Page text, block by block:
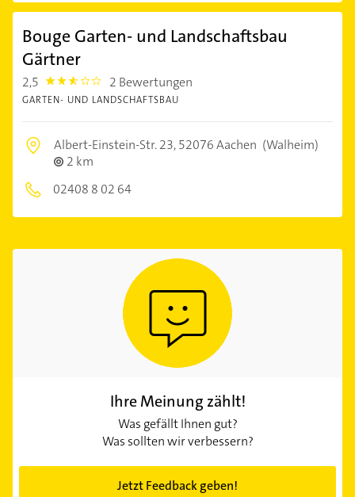
Bouge Garten- und Landschaftsbau
Gärtner
2,5 2.5 2 Bewertungen
GARTEN- UND LANDSCHAFTSBAU
Albert-Einstein-Str. 23,52076 Aachen (Walheim)
2 km
02408 8 02 64
Ihre Meinung zählt!
Was gefällt Ihnen gut?
Was sollten wir verbessern?
Jetzt Feedback geben!